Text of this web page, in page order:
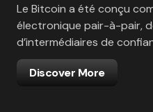
Le Bitcoin a été conçu
électronique pair-à-pair,
d’intermédiaires de
Discover More